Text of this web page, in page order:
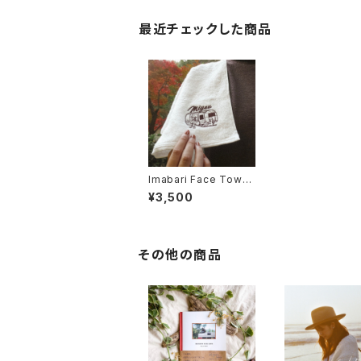
最近チェックした商品
Imabari Face Towel
(Logo刺繍入り)
¥3,500
その他の商品